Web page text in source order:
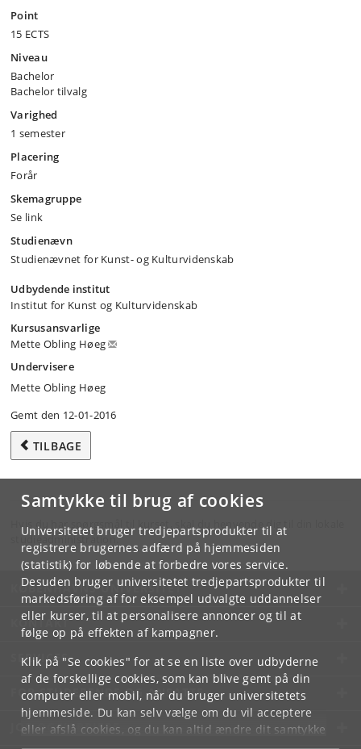
Samtykke til brug af cookies
Universitetet bruger tredjepartsprodukter til at
registrere brugernes adfærd på hjemmesiden
(statistik) for løbende at forbedre vores service.
Desuden bruger universitetet tredjepartsprodukter til
markedsføring af for eksempel udvalgte uddannelser
eller kurser, til at personalisere annoncer og til at
følge op på effekten af kampagner.
Klik på "Se cookies" for at se en liste over udbyderne
af de forskellige cookies, som kan blive gemt på din
computer eller mobil, når du bruger universitetets
hjemmeside. Du kan selv vælge om du vil acceptere
eller afslå cookies, og du kan altid ændre dit samtykke
Point
15 ECTS
Niveau
Bachelor
Bachelor tilvalg
Varighed
1 semester
Placering
Forår
Skemagruppe
Se link
Studienævn
Studienævnet for Kunst- og Kulturvidenskab
Udbydende institut
Institut for Kunst og Kulturvidenskab
Kursusansvarlige
Mette Obling Høeg
Undervisere
Mette Obling Høeg
Gemt den 12-01-2016
TILBAGE
Hvis du har spørgsmål til kurset, skal du henvende dig til din lokale
studieadministration.
KØBENHAVNS UNIVERSITET
KONTAKT
SERVICES
FOR STUDERENDE OG ANSATTE
JOB OG KARRIERE